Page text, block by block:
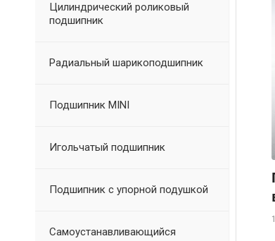
Цилиндрический роликовый
подшипник
Радиальный шарикоподшипник
Подшипник MINI
Игольчатый подшипник
Подшипник с упорной подушкой
Самоустанавливающийся